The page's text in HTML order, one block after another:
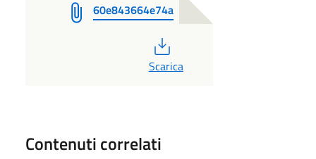
60e843664e74a
PDF
Scarica
Contenuti correlati